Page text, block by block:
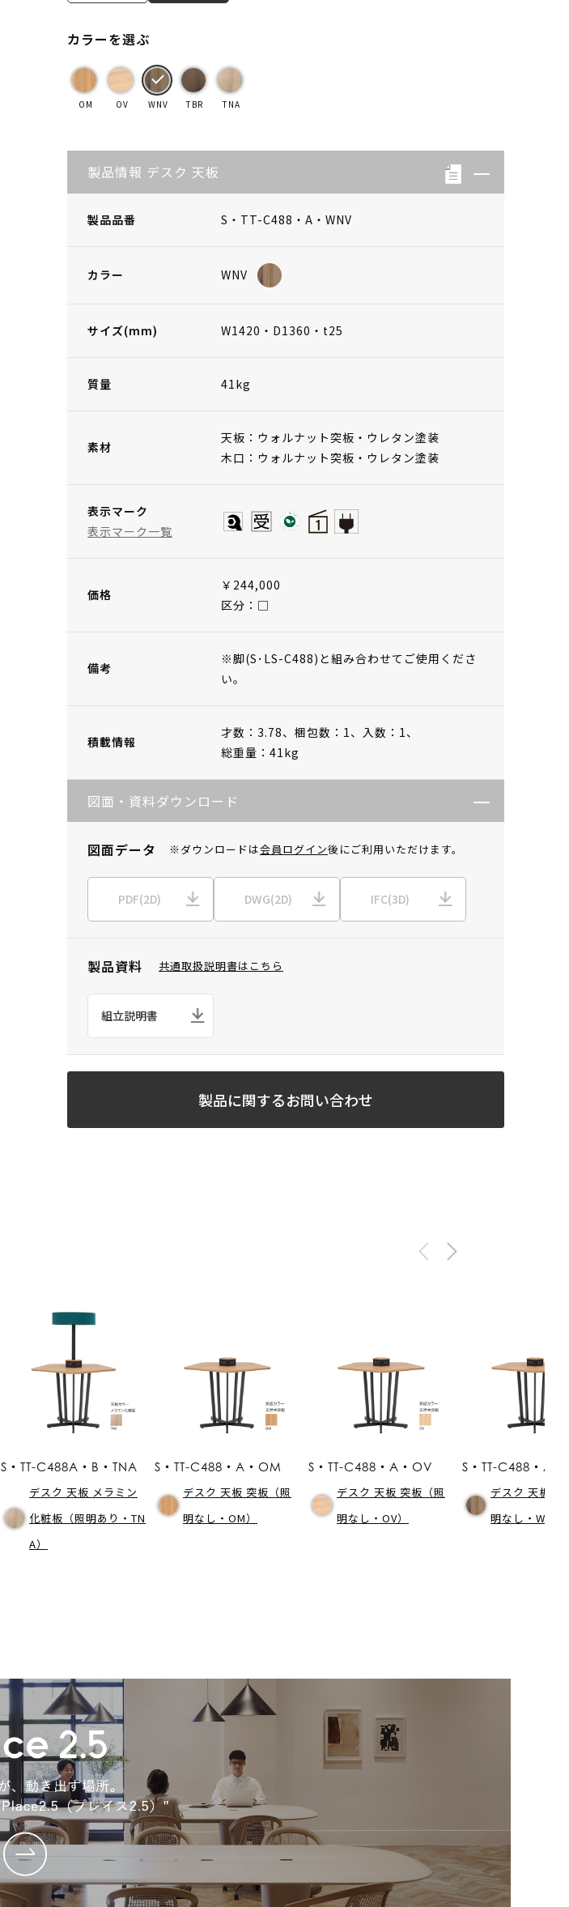
カラーを選ぶ
OM OV WNV TBR TNA
製品情報 デスク 天板
製品品番 S・TT-C488・A・WNV
カラー WNV
サイズ(mm) W1420・D1360・t25
質量 41kg
素材
天板：ウォルナット突板・ウレタン塗装
木口：ウォルナット突板・ウレタン塗装
表示マーク
表示マーク一覧
価格
￥244,000
区分：□
備考
※脚(S･LS-C488)と組み合わせてご使用くださ
い。
積載情報
才数：3.78、 梱包数：1、 入数：1、
総重量：41kg
図面・資料ダウンロード
図面データ ※ダウンロードは会員ログイン後にご利用いただけます。
PDF(2D) DWG(2D) IFC(3D)
製品資料 共通取扱説明書はこちら
組立説明書
製品に関するお問い合わせ
S・TT-C488A・B・TNA
デスク 天板 メラミン
化粧板（照明あり・TN
A）
S・TT-C488・A・OM
デスク 天板 突板（照
明なし・OM）
S・TT-C488・A・OV
デスク 天板 突板（照
明なし・OV）
S・TT-C488・A
デスク 天板 突
明なし・WNV